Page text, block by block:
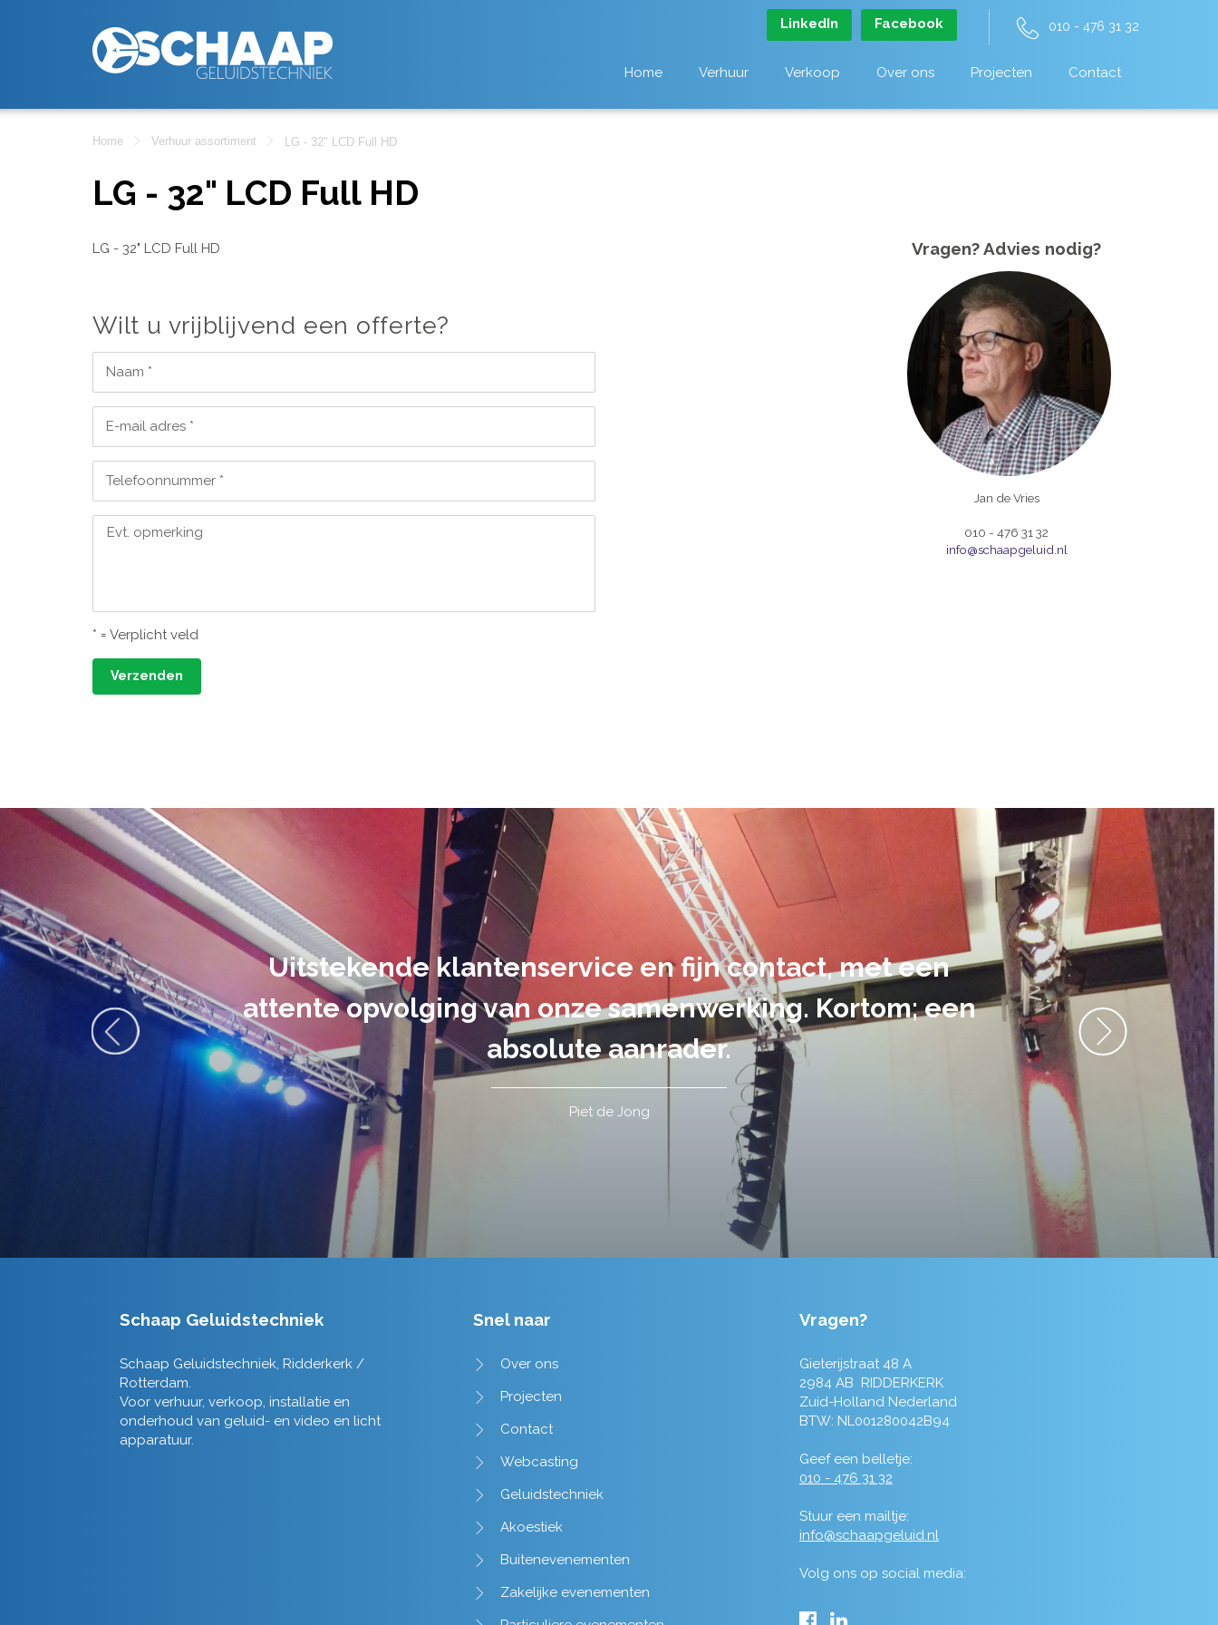
LinkedIn Facebook 010 - 476 31 32
Home Verhuur Verkoop Over ons Projecten Contact
Home Verhuur assortiment LG - 32" LCD Full HD
LG - 32" LCD Full HD
LG - 32" LCD Full HD
Wilt u vrijblijvend een offerte?
Naam *
E-mail adres *
Telefoonnummer *
Evt. opmerking
* = Verplicht veld
Verzenden
Vragen? Advies nodig?
Jan de Vries
010 - 476 31 32
info@schaapgeluid.nl
De audiovisuele uitvoering van ons evenement heb ik
volledig uit handen gegeven en dat is een aanrader! Alles
tot in de puntjes verzorgd.
Tim de Lange
Schaap Geluidstechniek
Schaap Geluidstechniek, Ridderkerk /
Rotterdam.
Voor verhuur, verkoop, installatie en
onderhoud van geluid- en video en licht
apparatuur.
Snel naar
Over ons
Projecten
Contact
Webcasting
Geluidstechniek
Akoestiek
Buitenevenementen
Zakelijke evenementen
Vragen?
Gieterijstraat 48 A
2984 AB RIDDERKERK
Zuid-Holland Nederland
BTW: NL001280042B94
Geef een belletje:
010 - 476 31 32
Stuur een mailtje:
info@schaapgeluid.nl
Volg ons op social media: